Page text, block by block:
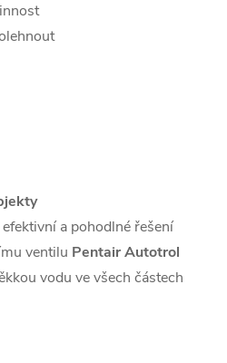
a pohodlné řešení
ventilu Pentair Autotrol
vodu ve všech částech